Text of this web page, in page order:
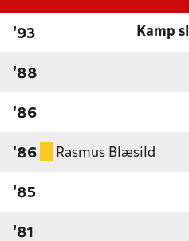
'93 Kamp
'88
'86
'86 Rasmus Blæsild
'85
'81